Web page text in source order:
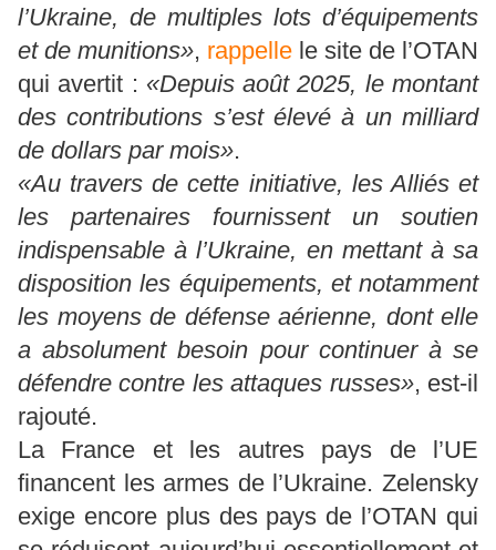
l’Ukraine, de multiples lots d’équipements
et de munitions», rappelle le site de l’OTAN
qui avertit : «Depuis août 2025, le montant
des contributions s’est élevé à un milliard
de dollars par mois».
«Au travers de cette initiative, les Alliés et
les partenaires fournissent un soutien
indispensable à l’Ukraine, en mettant à sa
disposition les équipements, et notamment
les moyens de défense aérienne, dont elle
a absolument besoin pour continuer à se
défendre contre les attaques russes», est-il
rajouté.
La France et les autres pays de l’UE
financent les armes de l’Ukraine. Zelensky
exige encore plus des pays de l’OTAN qui